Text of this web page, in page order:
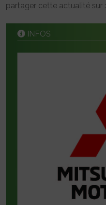
partager cette actualité sur :
INFOS